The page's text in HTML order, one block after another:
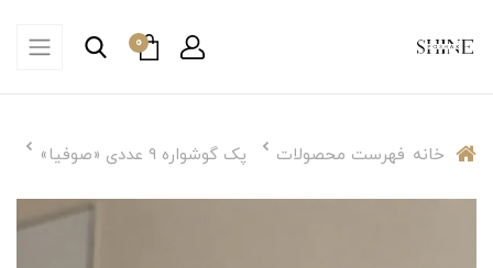
0
خانه فهرست محصولات پک گوشواره ۹ عددی «صوفیا»